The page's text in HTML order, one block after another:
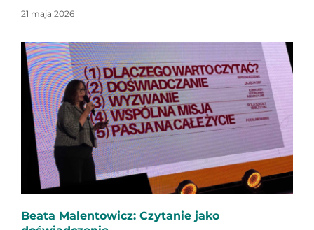
21 maja 2026
Beata Malentowicz: Czytanie jako